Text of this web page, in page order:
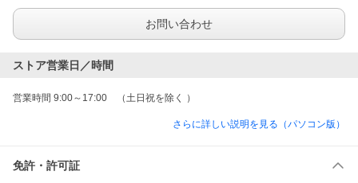
お問い合わせ
ストア営業日／時間
営業時間 9:00～17:00　（土日祝を除く ）
さらに詳しい説明を見る（パソコン版）
免許・許可証